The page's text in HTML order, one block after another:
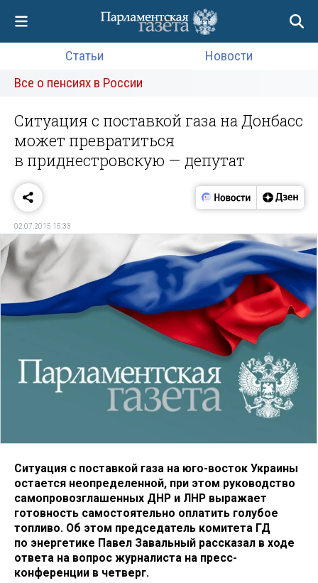
Статьи
Новости
Все о пенсиях в России
Ситуация с поставкой газа на Донбасс
может превратиться
в приднестровскую — депутат
02.07.2015 15:33
Ситуация с поставкой газа на юго-восток Украины
остается неопределенной, при этом руководство
самопровозглашенных ДНР и ЛНР выражает
готовность самостоятельно оплатить голубое
топливо. Об этом председатель комитета ГД
по энергетике Павел Завальный рассказал в ходе
ответа на вопрос журналиста на пресс-
конференции в четверг.